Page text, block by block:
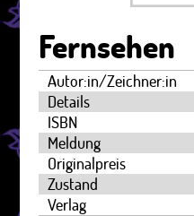
Fernsehen
Autor:in/Zeichner:in
Details
ISBN
Meldung
Originalpreis
Zustand
Verlag